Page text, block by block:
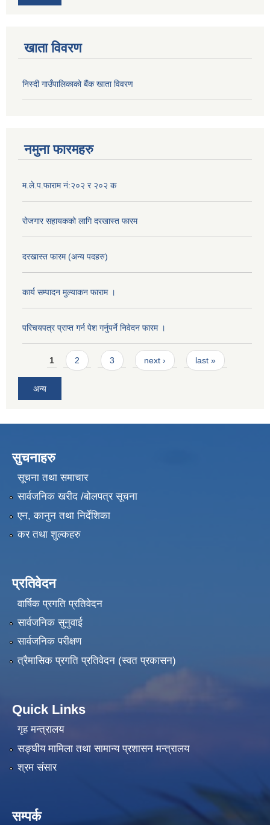
खाता विवरण
निस्दी गाउँपालिकाको बैंक खाता विवरण
नमुना फारमहरु
म.ले.प.फाराम नं:२०२ र २०२ क
रोजगार सहायकको लागि दरखास्त फारम
दरखास्त फारम (अन्य पदहरु)
कार्य सम्पादन मुल्याक‌न फाराम ।
परिचयपत्र प्राप्त गर्न पेश गर्नुपर्ने निवेदन फारम ।
Pages
1 2 3 next › last »
अन्य
सुचनाहरु
सूचना तथा समाचार
सार्वजनिक खरीद /बोलपत्र सूचना
एन, कानुन तथा निर्देशिका
कर तथा शुल्कहरु
प्रतिवेदन
वार्षिक प्रगति प्रतिवेदन
सार्वजनिक सुनुवाई
सार्वजनिक परीक्षण
त्रैमासिक प्रगति प्रतिवेदन (स्वत प्रकासन)
Quick Links
गृह मन्त्रालय
सङ्‍घीय मामिला तथा सामान्य प्रशासन मन्त्रालय
श्रम संसार
सम्पर्क